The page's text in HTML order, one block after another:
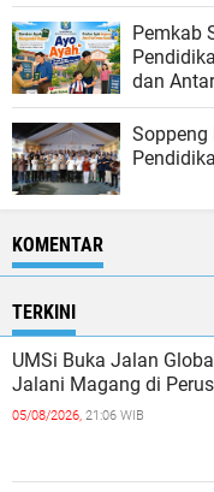
Pemkab
dan
Soppeng
KOMENTAR
TERKINI
UMSi Buka Jalan
Jalani Magang di
05/08/2026, 21:06 WIB